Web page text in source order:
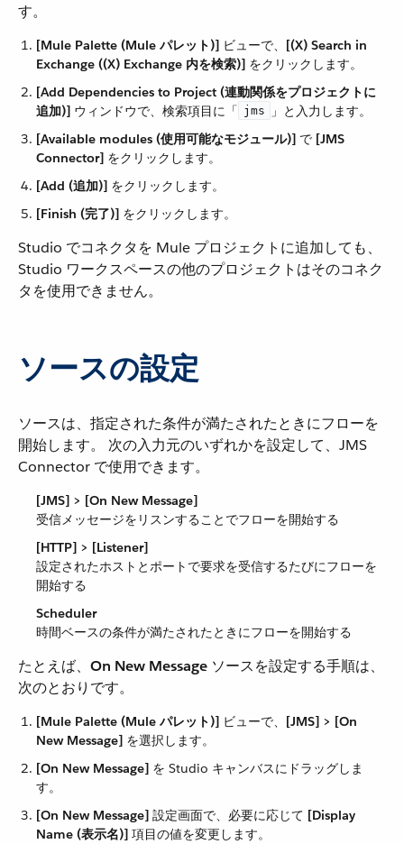
す。
[Mule Palette (Mule パレット)] ​ ビューで、​ [(X) Search in
Exchange ((X) Exchange 内を検索)] ​ をクリックします。
[Add Dependencies to Project (連動関係をプロジェクトに
追加)] ​ ウィンドウで、検索項目に「​ jms
​」と入力します。
[Available modules (使用可能なモジュール)] ​ で ​ [JMS
Connector] ​ をクリックします。
[Add (追加)] ​ をクリックします。
[Finish (完了)] ​ をクリックします。
Studio でコネクタを Mule プロジェクトに追加しても、
Studio ワークスペースの他のプロジェクトはそのコネク
タを使用できません。
ソースの設定
ソースは、指定された条件が満たされたときにフローを
開始します。 次の入力元のいずれかを設定して、JMS
Connector で使用できます。
[JMS] > [On New Message]
受信メッセージをリスンすることでフローを開始する
[HTTP] > [Listener]
設定されたホストとポートで要求を受信するたびにフローを
開始する
Scheduler
時間ベースの条件が満たされたときにフローを開始する
たとえば、​ On New Message ​ ソースを設定する手順は、
次のとおりです。
[Mule Palette (Mule パレット)] ​ ビューで、​ [JMS] > [On
New Message] ​ を選択します。
[On New Message] ​ を Studio キャンバスにドラッグしま
す。
[On New Message] ​ 設定画面で、必要に応じて ​ [Display
Name (表示名)] ​ 項目の値を変更します。